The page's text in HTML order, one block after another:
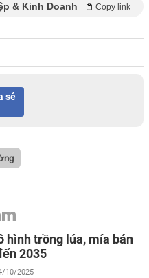
& Kinh Doanh Copy link
sẻ
hình trồng lúa, mía bán
2035
10/2025